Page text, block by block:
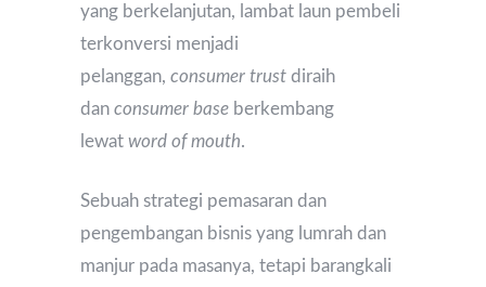
yang berkelanjutan, lambat laun pembeli
terkonversi menjadi
pelanggan, consumer trust diraih
dan consumer base berkembang
lewat word of mouth.
Sebuah strategi pemasaran dan
pengembangan bisnis yang lumrah dan
manjur pada masanya, tetapi barangkali